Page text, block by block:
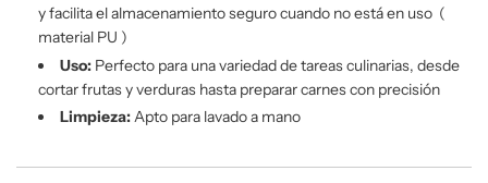
y facilita el almacenamiento seguro cuando no está en uso (
material PU )
Uso: Perfecto para una variedad de tareas culinarias, desde
cortar frutas y verduras hasta preparar carnes con precisión
Limpieza:Apto para lavado a mano